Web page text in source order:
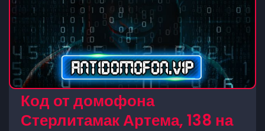
Код от домофона
Стерлитамак Артема, 138 на